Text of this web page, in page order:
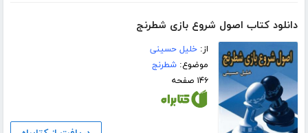
دانلود کتاب اصول شروع بازی شطرنج
از:خلیل حسینی
موضوع:شطرنج
۱۴۶ صفحه